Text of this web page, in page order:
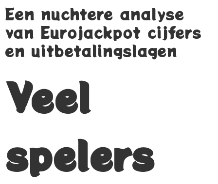
Een nuchtere analyse
van Eurojackpot cijfers
en uitbetalingslagen
Veel
spelers